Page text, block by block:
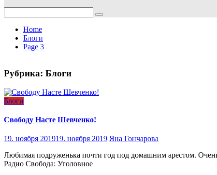
for:
Home
Блоги
Page 3
Рубрика: Блоги
Блоги
Свободу Насте Шевченко!
19. ноября 201919. ноября 2019 Яна Гончарова
Любимая подруженька почти год под домашним арестом.
Радио Свобода: Уголовное